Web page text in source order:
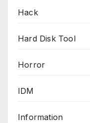
Hack
Hard Disk Tool
Horror
IDM
Information